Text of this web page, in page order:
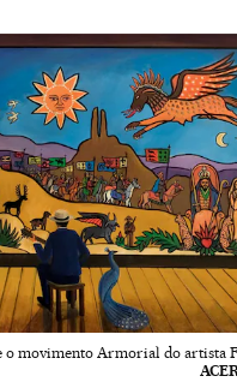
o movimento Armorial do artista